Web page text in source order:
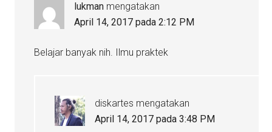
lukman mengatakan
April 14, 2017 pada 2:12 PM
Belajar banyak nih. Ilmu praktek
diskartes mengatakan
April 14, 2017 pada 3:48 PM